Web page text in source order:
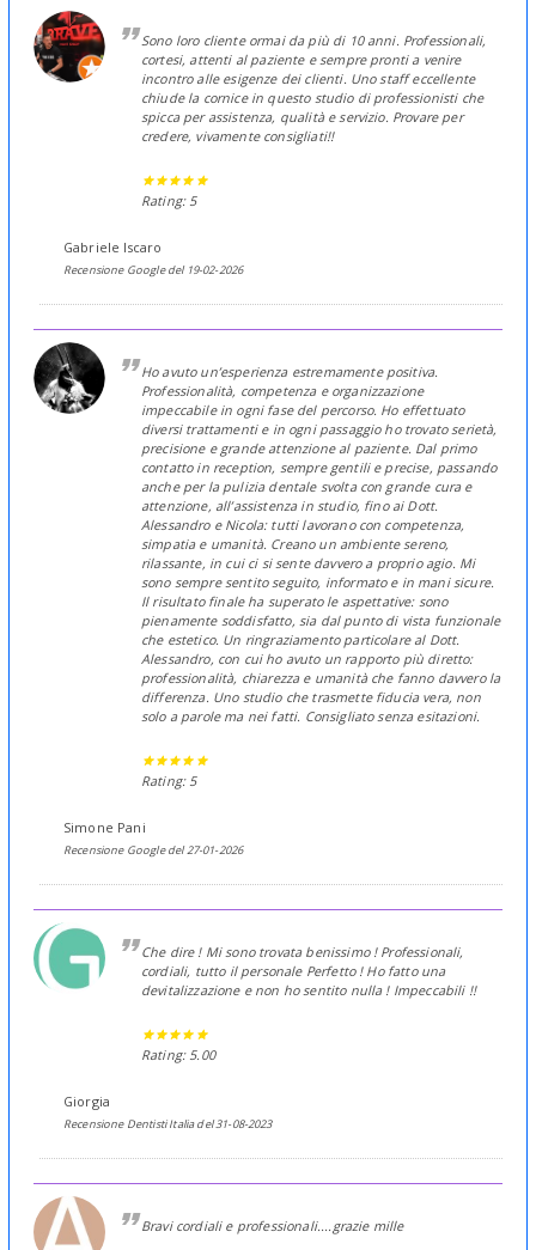
Sono loro cliente ormai da più di 10 anni. Professionali,
cortesi, attenti al paziente e sempre pronti a venire
incontro alle esigenze dei clienti. Uno staff eccellente
chiude la cornice in questo studio di professionisti che
spicca per assistenza, qualità e servizio. Provare per
credere, vivamente consigliati!!
Rating: 5
Gabriele Iscaro
Recensione Google del 19-02-2026
Ho avuto un’esperienza estremamente positiva.
Professionalità, competenza e organizzazione
impeccabile in ogni fase del percorso. Ho effettuato
diversi trattamenti e in ogni passaggio ho trovato serietà,
precisione e grande attenzione al paziente. Dal primo
contatto in reception, sempre gentili e precise, passando
anche per la pulizia dentale svolta con grande cura e
attenzione, all’assistenza in studio, fino ai Dott.
Alessandro e Nicola: tutti lavorano con competenza,
simpatia e umanità. Creano un ambiente sereno,
rilassante, in cui ci si sente davvero a proprio agio. Mi
sono sempre sentito seguito, informato e in mani sicure.
Il risultato finale ha superato le aspettative: sono
pienamente soddisfatto, sia dal punto di vista funzionale
che estetico. Un ringraziamento particolare al Dott.
Alessandro, con cui ho avuto un rapporto più diretto:
professionalità, chiarezza e umanità che fanno davvero la
differenza. Uno studio che trasmette fiducia vera, non
solo a parole ma nei fatti. Consigliato senza esitazioni.
Rating: 5
Simone Pani
Recensione Google del 27-01-2026
Che dire ! Mi sono trovata benissimo ! Professionali,
cordiali, tutto il personale Perfetto ! Ho fatto una
devitalizzazione e non ho sentito nulla ! Impeccabili !!
Rating: 5.00
Giorgia
Recensione Dentisti Italia del 31-08-2023
Bravi cordiali e professionali....grazie mille